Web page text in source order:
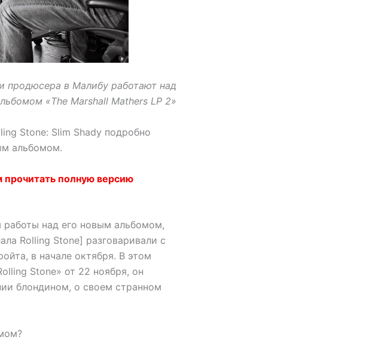
продюсера в Малибу работают над
«The Marshall Mathers LP 2»
Stone: Slim Shady подробно
альбомом.
полную версию
работы над его новым альбомом,
Rolling Stone] разговаривали с
в начале октября. В этом
Stone» от 22 ноября, он
блондином, о своем странном